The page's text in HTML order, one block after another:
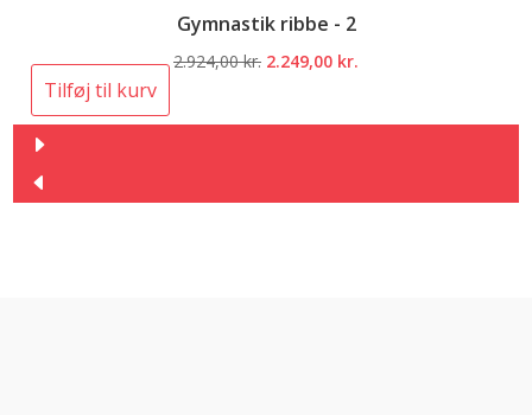
Gymnastik ribbe - 2
2.924,00kr. Den
2.249,00 kr.
Tilføj til kurv